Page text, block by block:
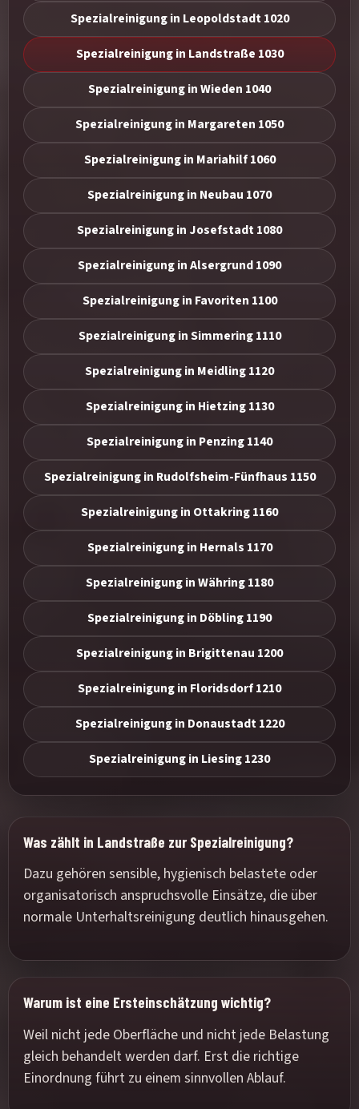
Spezialreinigung in Leopoldstadt 1020
Spezialreinigung in Landstraße 1030
Spezialreinigung in Wieden 1040
Spezialreinigung in Margareten 1050
Spezialreinigung in Mariahilf 1060
Spezialreinigung in Neubau 1070
Spezialreinigung in Josefstadt 1080
Spezialreinigung in Alsergrund 1090
Spezialreinigung in Favoriten 1100
Spezialreinigung in Simmering 1110
Spezialreinigung in Meidling 1120
Spezialreinigung in Hietzing 1130
Spezialreinigung in Penzing 1140
Spezialreinigung in Rudolfsheim-Fünfhaus 1150
Spezialreinigung in Ottakring 1160
Spezialreinigung in Hernals 1170
Spezialreinigung in Währing 1180
Spezialreinigung in Döbling 1190
Spezialreinigung in Brigittenau 1200
Spezialreinigung in Floridsdorf 1210
Spezialreinigung in Donaustadt 1220
Spezialreinigung in Liesing 1230
Was zählt in Landstraße zur Spezialreinigung?
Dazu gehören sensible, hygienisch belastete oder
organisatorisch anspruchsvolle Einsätze, die über
normale Unterhaltsreinigung deutlich hinausgehen.
Warum ist eine Ersteinschätzung wichtig?
Weil nicht jede Oberfläche und nicht jede Belastung
gleich behandelt werden darf. Erst die richtige
Einordnung führt zu einem sinnvollen Ablauf.